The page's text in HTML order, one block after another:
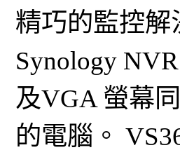
精巧的監控解
Synology
及VGA 螢幕
的電腦。